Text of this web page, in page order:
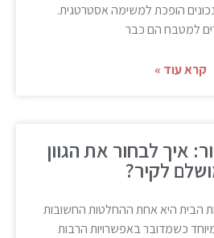
הופכת למשימה אסטרטגית.
למטבח הם כבר
קרא עוד »
איך לבחור את הגוון
לקיר?
הבית היא אחת ההחלטות החשובות
כשמדובר באפשרויות הרבות